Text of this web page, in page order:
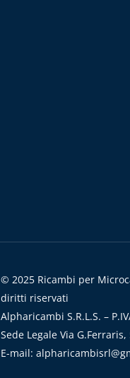
© 2025 Ricambi per
diritti riservati
Alpharicambi S.R.L.S. –
Sede Legale Via
E-mail: